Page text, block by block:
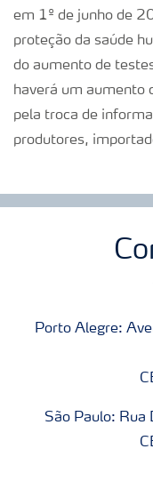
em 1º de junho de
proteção da saúde
do aumento de
haverá um aumento
pela troca de
produtores,
Porto Alegre:
São Paulo: